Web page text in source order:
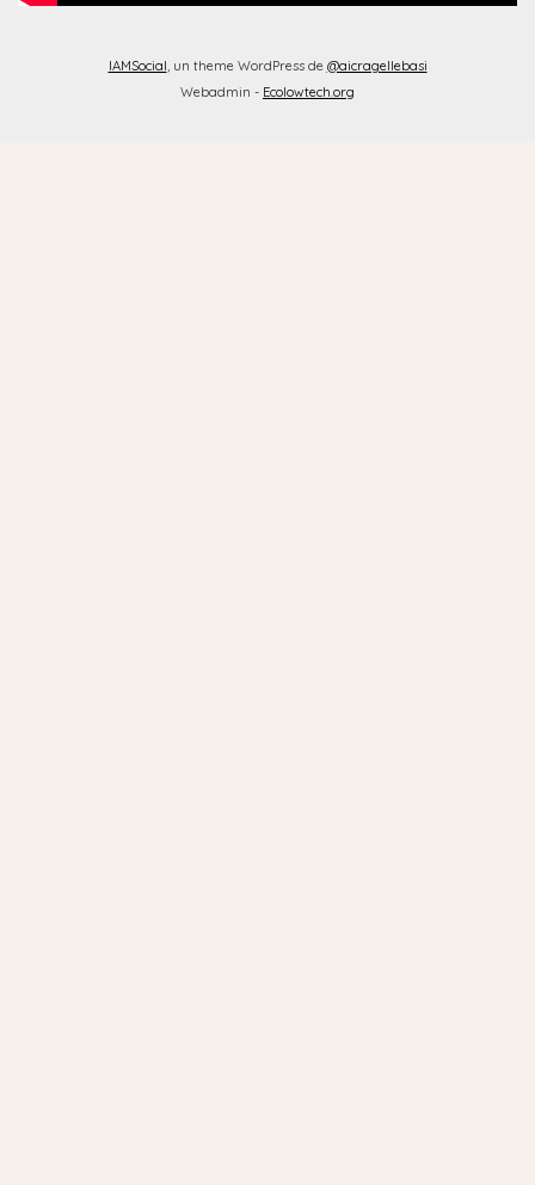
IAMSocial, un theme WordPress de @aicragellebasi
Webadmin - Ecolowtech.org